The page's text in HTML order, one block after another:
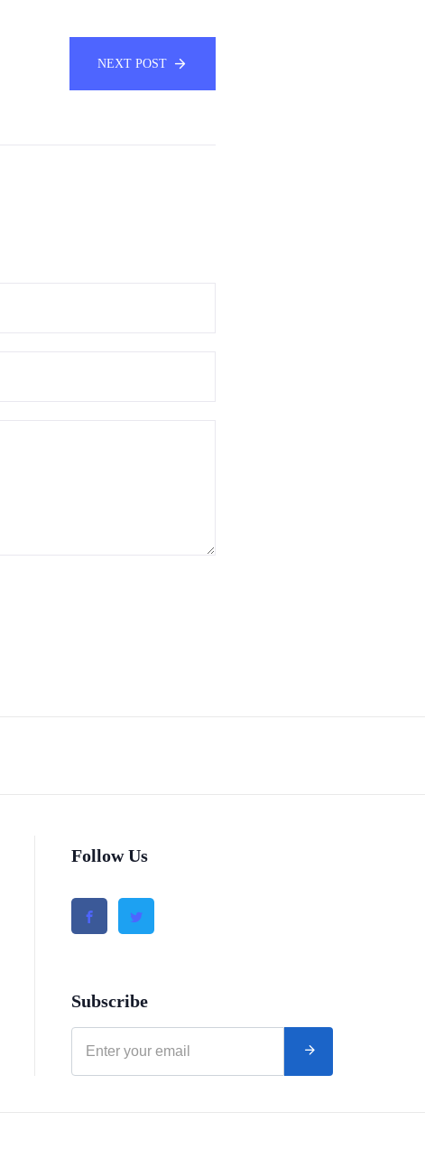
NEXT POST
Follow Us
Subscribe